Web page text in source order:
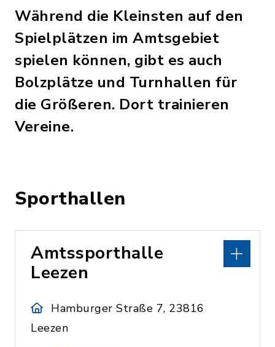
Während die Kleinsten auf den
Spielplätzen im Amtsgebiet
spielen können, gibt es auch
Bolzplätze und Turnhallen für
die Größeren. Dort trainieren
Vereine.
Sporthallen
Amtssporthalle
Leezen
Hamburger Straße 7, 23816
Leezen